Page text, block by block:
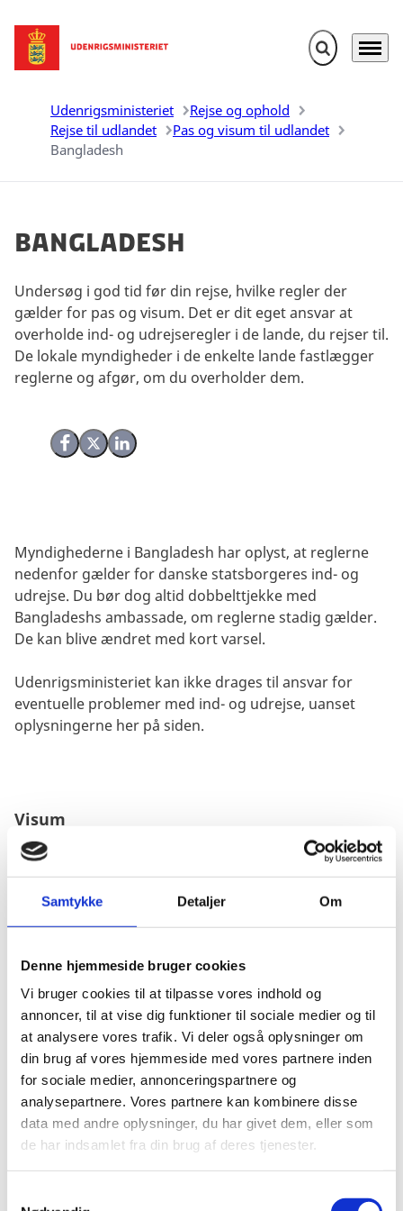
Samtykke Detaljer Om
Denne hjemmeside bruger cookies
Vi bruger cookies til at tilpasse vores indhold og
annoncer, til at vise dig funktioner til sociale medier og til
at analysere vores trafik. Vi deler også oplysninger om
din brug af vores hjemmeside med vores partnere inden
for sociale medier, annonceringspartnere og
analysepartnere. Vores partnere kan kombinere disse
data med andre oplysninger, du har givet dem, eller som
de har indsamlet fra din brug af deres tjenester.
Gå til forsiden Fold søgefelt
Menu
Udenrigsministeriet
Rejse og ophold
Rejse til udlandet
Pas og visum til udlandet
Bangladesh
Bangladesh
Del på Facebook
Del på X (Twitter)
Del på LinkedIn
Undersøg i god tid før din rejse, hvilke regler der
gælder for pas og visum. Det er dit eget ansvar at
overholde ind- og udrejseregler i de lande, du rejser til.
De lokale myndigheder i de enkelte lande fastlægger
reglerne og afgør, om du overholder dem.
Myndighederne i Bangladesh har oplyst, at reglerne
nedenfor gælder for danske statsborgeres ind- og
udrejse. Du bør dog altid dobbelttjekke med
Bangladeshs ambassade, om reglerne stadig gælder.
De kan blive ændret med kort varsel.
Udenrigsministeriet kan ikke drages til ansvar for
eventuelle problemer med ind- og udrejse, uanset
oplysningerne her på siden.
Visum
Visumpligt (maks. 90 dage). Der kan ifølge det
rejsende har en online godkendelse
VISA ON
ARRIVAL
Pas
Pas skal være gyldigt 6 måneder ud over opholdets
varighed.
Passet må ikke være beskadiget.
Danske forlængede pas anerkendes ikke.
Danske nødpas (provisoriske pas) anerkendes ved
ind- og udrejse. Kræver udrejsestempel af de lokale
immigrations myndigheder.
EU-nødpas anerkendes ved ind- og udrejse. Kræver